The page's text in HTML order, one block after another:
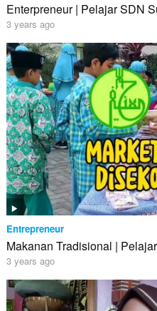
Enterpreneur | Pelajar SDN
3 years ago
Entrepreneur
Makanan Tradisional |
3 years ago